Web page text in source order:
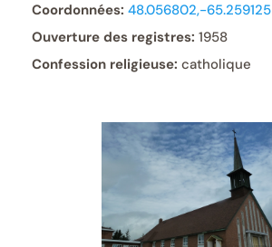
Coordonnées: 48.056802,-65.259125
Ouverture des registres: 1958
Confession religieuse: catholique